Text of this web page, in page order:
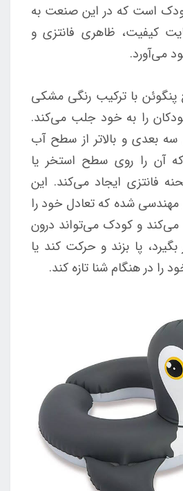
است که در این صنعت به
کیفیت، ظاهری فانتزی و
می‌آورد.
پنگوئن با ترکیب رنگی مشکی
را به خود جلب می‌کند.
بعدی و بالاتر از سطح آب
که آن را روی سطح استخر یا
فانتزی ایجاد می‌کند. این
شده که تعادل خود را
و کودک می‌تواند درون
پا بزند و حرکت کند یا
را در هنگام شنا تازه کند.